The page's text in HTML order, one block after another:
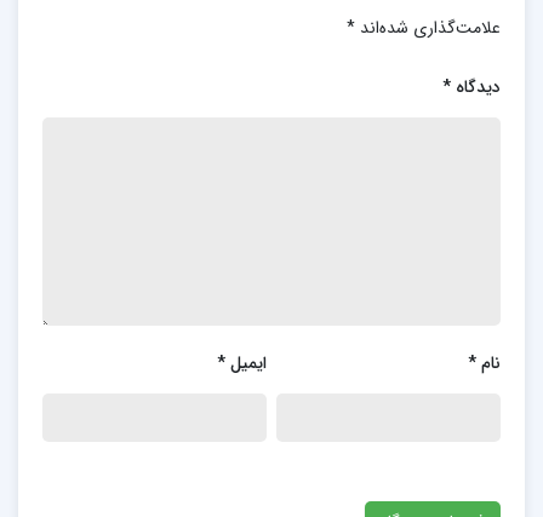
علامت‌گذاری شده‌اند *
دیدگاه *
نام* ایمیل*